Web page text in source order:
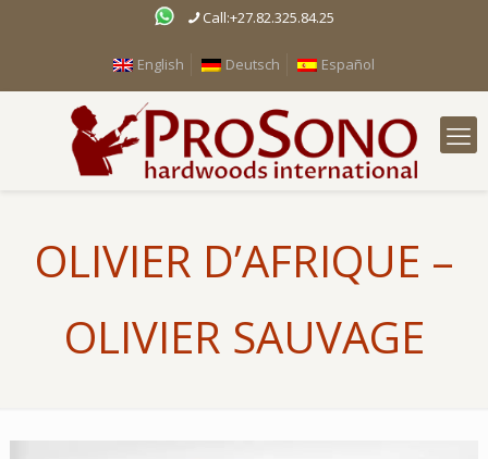
Call:+27.82.325.84.25
English Deutsch Español
OLIVIER D’AFRIQUE –
OLIVIER SAUVAGE